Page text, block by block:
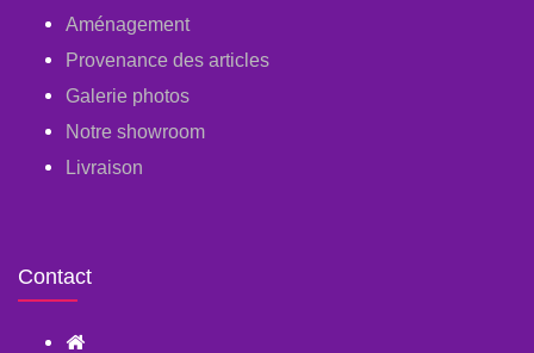
Aménagement
Provenance des articles
Galerie photos
Notre showroom
Livraison
Contact